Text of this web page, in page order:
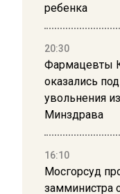
ребенка
20:30
Фармацевты
оказались
увольнения
Минздрава
16:10
Мосгорсуд
замминистра